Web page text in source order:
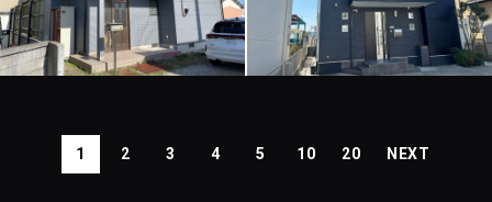
1 2 3 4 5 10 20